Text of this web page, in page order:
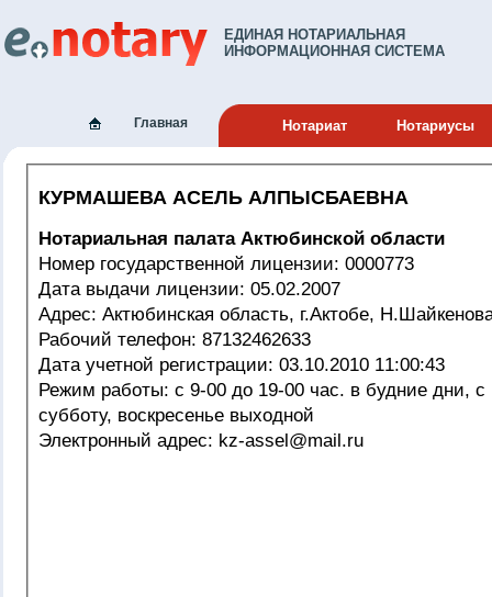
ЕДИНАЯ НОТАРИАЛЬНАЯ
ИНФОРМАЦИОННАЯ СИСТЕМА
Главная Нотариат Нотариусы
КУРМАШЕВА АСЕЛЬ АЛПЫСБАЕВНА
Нотариальная палата Актюбинской области
Номер государственной лицензии: 0000773
Дата выдачи лицензии: 05.02.2007
Адрес: Актюбинская область, г.Актобе,
Рабочий телефон: 87132462633
Дата учетной регистрации: 03.10.2010 11:00:43
Режим работы: с 9-00 до 19-00 час. в будние дни, с 10-00 до 16-00 в
субботу, воскресенье выходной
Электронный адрес: kz-assel@mail.ru